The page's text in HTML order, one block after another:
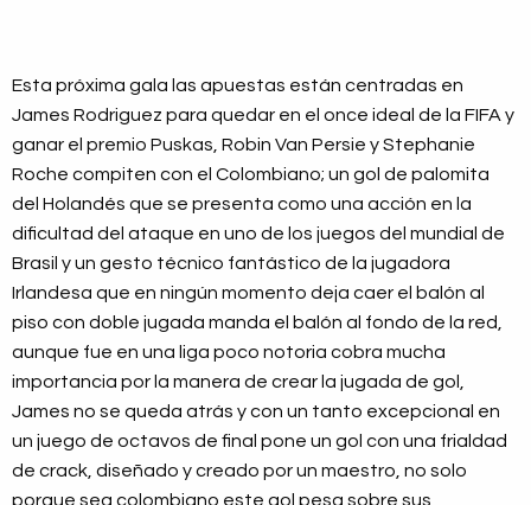
Esta próxima gala las apuestas están centradas en
James Rodriguez para quedar en el once ideal de la FIFA y
ganar el premio Puskas, Robin Van Persie y Stephanie
Roche compiten con el Colombiano; un gol de palomita
del Holandés que se presenta como una acción en la
dificultad del ataque en uno de los juegos del mundial de
Brasil y un gesto técnico fantástico de la jugadora
Irlandesa que en ningún momento deja caer el balón al
piso con doble jugada manda el balón al fondo de la red,
aunque fue en una liga poco notoria cobra mucha
importancia por la manera de crear la jugada de gol,
James no se queda atrás y con un tanto excepcional en
un juego de octavos de final pone un gol con una frialdad
de crack, diseñado y creado por un maestro, no solo
porque sea colombiano este gol pesa sobre sus